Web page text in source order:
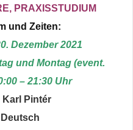
PRAXISSTUDIUM
und Zeiten:
Dezember 2021
und Montag (event.
– 21:30 Uhr
Karl Pintér